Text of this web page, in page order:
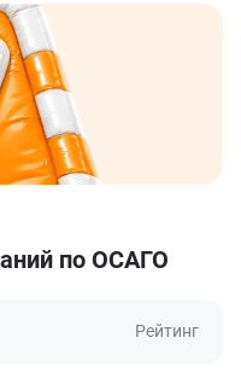
по ОСАГО
Рейтинг